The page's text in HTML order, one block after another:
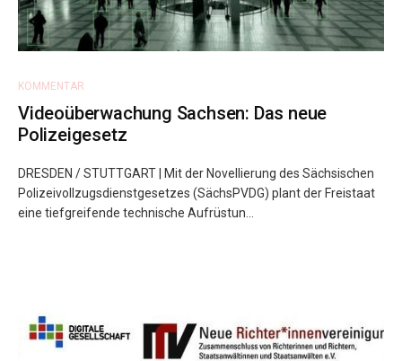
KOMMENTAR
Videoüberwachung Sachsen: Das neue
Polizeigesetz
DRESDEN / STUTTGART | Mit der Novellierung des Sächsischen
Polizeivollzugsdienstgesetzes (SächsPVDG) plant der Freistaat
eine tiefgreifende technische Aufrüstun...